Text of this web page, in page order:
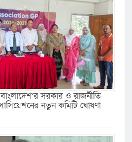
সরকার ও রাজনীতি
নতুন কমিটি ঘোষণা